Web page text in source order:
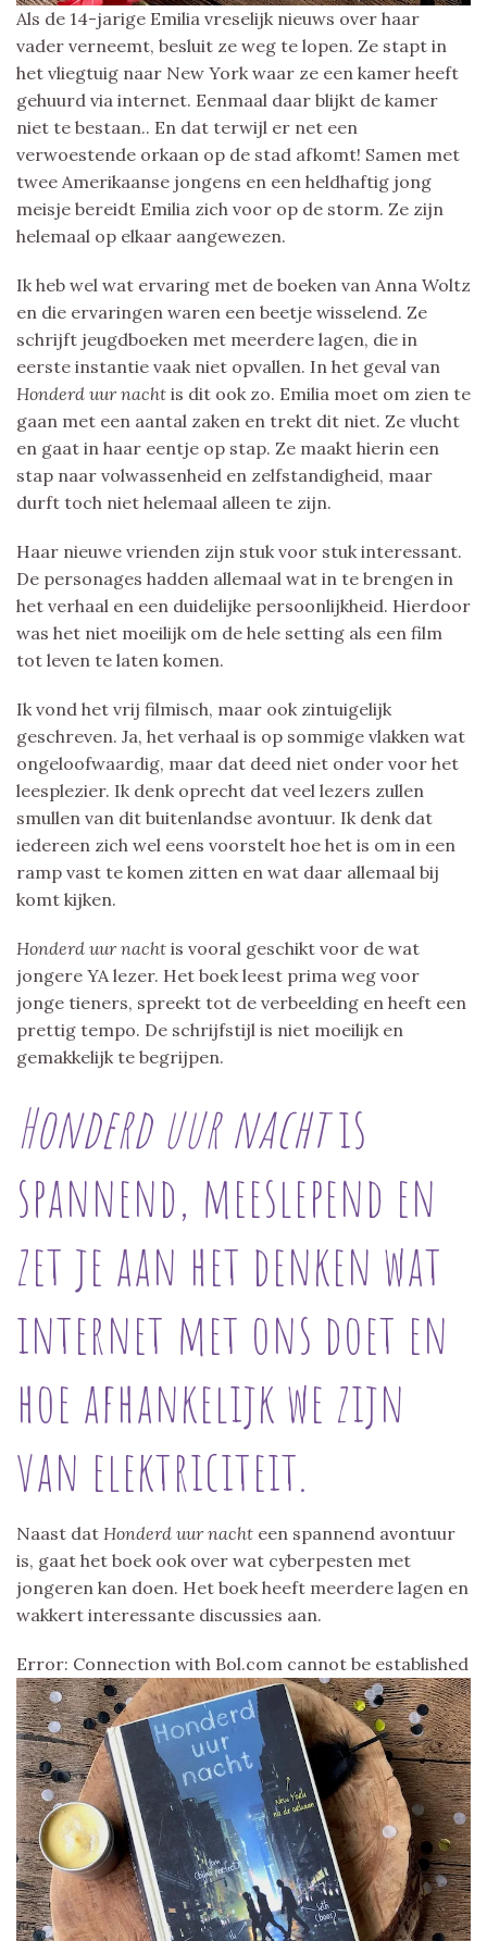
Als de 14-jarige Emilia vreselijk nieuws over haar
vader verneemt, besluit ze weg te lopen. Ze stapt in
het vliegtuig naar New York waar ze een kamer heeft
gehuurd via internet. Eenmaal daar blijkt de kamer
niet te bestaan.. En dat terwijl er net een
verwoestende orkaan op de stad afkomt! Samen met
twee Amerikaanse jongens en een heldhaftig jong
meisje bereidt Emilia zich voor op de storm. Ze zijn
helemaal op elkaar aangewezen.
Ik heb wel wat ervaring met de boeken van Anna Woltz
en die ervaringen waren een beetje wisselend. Ze
schrijft jeugdboeken met meerdere lagen, die in
eerste instantie vaak niet opvallen. In het geval van
Honderd uur nacht is dit ook zo. Emilia moet om zien te
gaan met een aantal zaken en trekt dit niet. Ze vlucht
en gaat in haar eentje op stap. Ze maakt hierin een
stap naar volwassenheid en zelfstandigheid, maar
durft toch niet helemaal alleen te zijn.
Haar nieuwe vrienden zijn stuk voor stuk interessant.
De personages hadden allemaal wat in te brengen in
het verhaal en een duidelijke persoonlijkheid. Hierdoor
was het niet moeilijk om de hele setting als een film
tot leven te laten komen.
Ik vond het vrij filmisch, maar ook zintuigelijk
geschreven. Ja, het verhaal is op sommige vlakken wat
ongeloofwaardig, maar dat deed niet onder voor het
leesplezier. Ik denk oprecht dat veel lezers zullen
smullen van dit buitenlandse avontuur. Ik denk dat
iedereen zich wel eens voorstelt hoe het is om in een
ramp vast te komen zitten en wat daar allemaal bij
komt kijken.
Honderd uur nacht is vooral geschikt voor de wat
jongere YA lezer. Het boek leest prima weg voor
jonge tieners, spreekt tot de verbeelding en heeft een
prettig tempo. De schrijfstijl is niet moeilijk en
gemakkelijk te begrijpen.
Honderd uur nachtis
spannend, meeslepend en
zet je aan het denken wat
internet met ons doet en
hoe afhankelijk we zijn
van elektriciteit.
Naast dat Honderd uur nacht een spannend avontuur
is, gaat het boek ook over wat cyberpesten met
jongeren kan doen. Het boek heeft meerdere lagen en
wakkert interessante discussies aan.
Error: Connection with Bol.com cannot be established